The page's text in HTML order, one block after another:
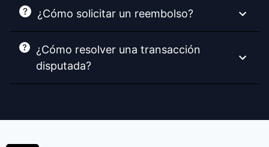
¿Cómo solicitar un reembolso?
¿Cómo resolver una transacción
disputada?